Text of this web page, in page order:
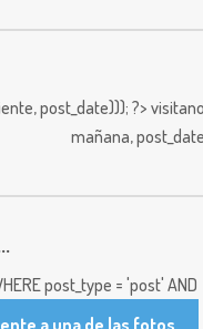
post_date))); ?>
mañana,
post_type = 'post' AND
a una de las fotos